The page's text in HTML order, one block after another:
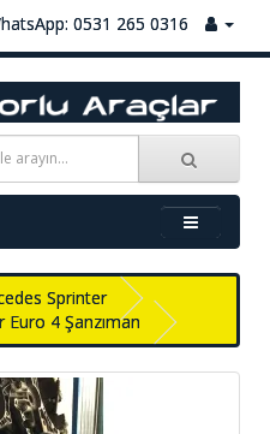
0531 265 0316
Sprinter
4 Şanzıman